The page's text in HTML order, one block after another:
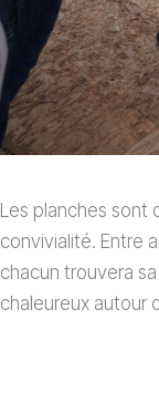
Les planches sont
convivialité. Entre
chacun trouvera
chaleureux autour